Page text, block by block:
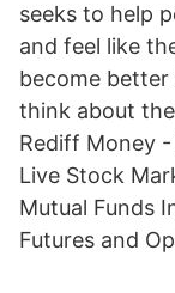
seeks to help
and feel like
become
think about
Rediff Money
Live Stock
Mutual Funds
Futures and